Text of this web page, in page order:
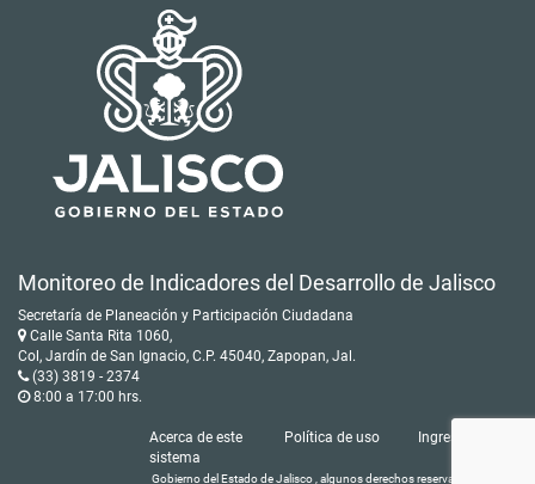
Monitoreo de Indicadores del Desarrollo de Jalisco
Secretaría de Planeación y Participación Ciudadana
Calle Santa Rita 1060,
Col, Jardín de San Ignacio, C.P. 45040, Zapopan, Jal.
(33) 3819 - 2374
8:00 a 17:00 hrs.
Acerca de este
sistema
Política de uso Ingresar
Gobierno del Estado de Jalisco , algunos derechos reservados © 2016